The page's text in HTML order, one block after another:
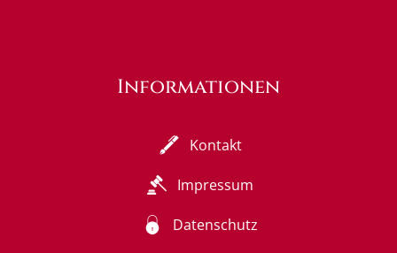
Informationen
Kontakt
Impressum
Datenschutz